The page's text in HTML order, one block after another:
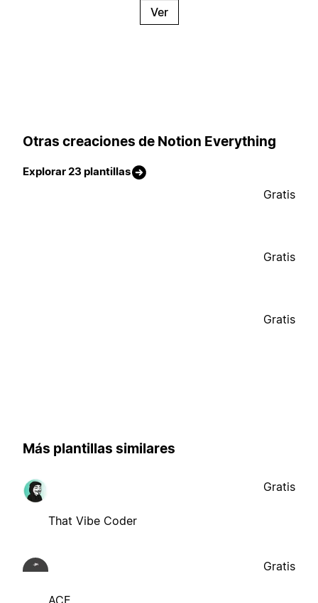
Ver
Otras creaciones de Notion Everything
Explorar 23 plantillas
Gratis
Gratis
Gratis
Más plantillas similares
That Vibe Coder
Gratis
ACE
Gratis